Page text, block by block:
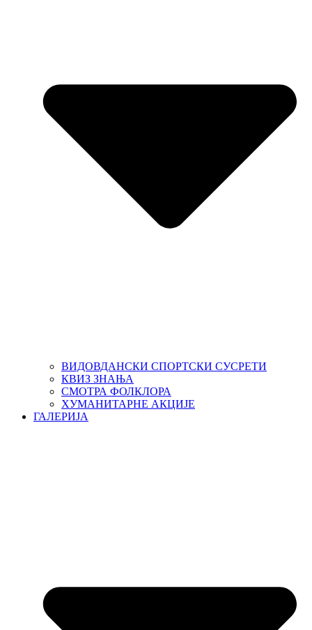
ВИДОВДАНСКИ СПОРТСКИ СУСРЕТИ
КВИЗ ЗНАЊА
СМОТРА ФОЛКЛОРА
ХУМАНИТАРНЕ АКЦИЈЕ
ГАЛЕРИЈА